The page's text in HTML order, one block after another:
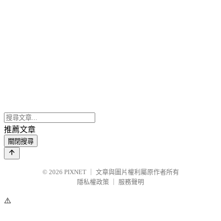
推薦文章
關閉搜尋
© 2026 PIXNET
文章與圖片權利屬原作者所有
隱私權政策
服務聲明
⚠️